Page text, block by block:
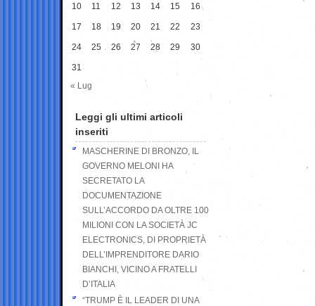
10 11 12 13 14 15 16
17 18 19 20 21 22 23
24 25 26 27 28 29 30
31
« Lug
Leggi gli ultimi articoli
inseriti
MASCHERINE DI BRONZO, IL
GOVERNO MELONI HA
SECRETATO LA
DOCUMENTAZIONE
SULL’ACCORDO DA OLTRE 100
MILIONI CON LA SOCIETÀ JC
ELECTRONICS, DI PROPRIETÀ
DELL’IMPRENDITORE DARIO
BIANCHI, VICINO A FRATELLI
D’ITALIA
“TRUMP È IL LEADER DI UNA